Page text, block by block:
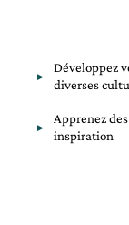
Développez
diverses
Apprenez
inspiration